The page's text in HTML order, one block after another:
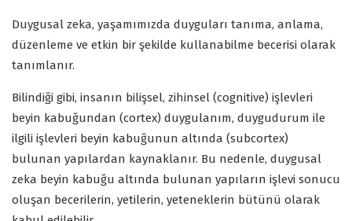
Duygusal zeka, yaşamımızda duyguları tanıma, anlama,
düzenleme ve etkin bir şekilde kullanabilme becerisi olarak
tanımlanır.
Bilindiği gibi, insanın bilişsel, zihinsel (cognitive) işlevleri
beyin kabuğundan (cortex) duygulanım, duygudurum ile
ilgili işlevleri beyin kabuğunun altında (subcortex)
bulunan yapılardan kaynaklanır. Bu nedenle, duygusal
zeka beyin kabuğu altında bulunan yapıların işlevi sonucu
oluşan becerilerin, yetilerin, yeteneklerin bütünü olarak